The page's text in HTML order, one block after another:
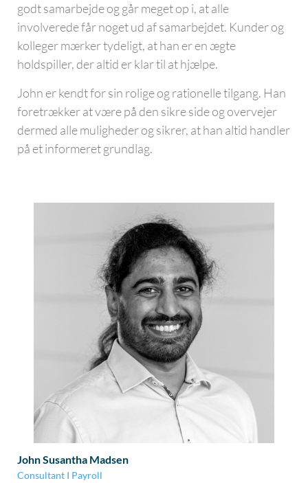
godt samarbejde og går meget op i, at alle
involverede får noget ud af samarbejdet. Kunder og
kolleger mærker tydeligt, at han er en ægte
holdspiller, der altid er klar til at hjælpe.
John er kendt for sin rolige og rationelle tilgang. Han
foretrækker at være på den sikre side og overvejer
dermed alle muligheder og sikrer, at han altid handler
på et informeret grundlag.
John Susantha Madsen
Consultant I Payroll